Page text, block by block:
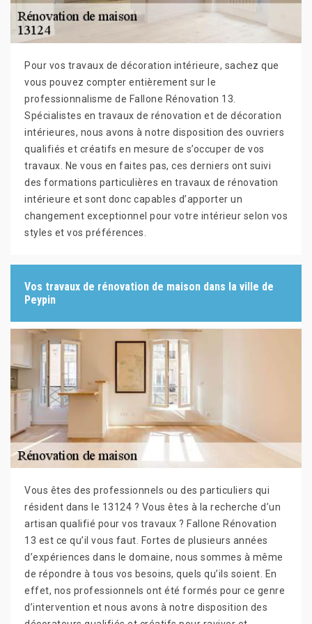
Pour vos travaux de décoration intérieure, sachez que
vous pouvez compter entièrement sur le
professionnalisme de Fallone Rénovation 13.
Spécialistes en travaux de rénovation et de décoration
intérieures, nous avons à notre disposition des ouvriers
qualifiés et créatifs en mesure de s’occuper de vos
travaux. Ne vous en faites pas, ces derniers ont suivi
des formations particulières en travaux de rénovation
intérieure et sont donc capables d’apporter un
changement exceptionnel pour votre intérieur selon vos
styles et vos préférences.
Vos travaux de rénovation de maison dans la ville de
Peypin
Vous êtes des professionnels ou des particuliers qui
résident dans le 13124 ? Vous êtes à la recherche d’un
artisan qualifié pour vos travaux ? Fallone Rénovation
13 est ce qu’il vous faut. Fortes de plusieurs années
d’expériences dans le domaine, nous sommes à même
de répondre à tous vos besoins, quels qu’ils soient. En
effet, nos professionnels ont été formés pour ce genre
d’intervention et nous avons à notre disposition des